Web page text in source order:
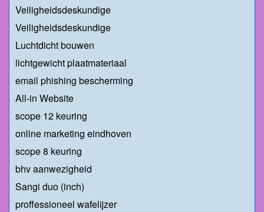
Veiligheidsdeskundige
Veiligheidsdeskundige
Luchtdicht bouwen
lichtgewicht plaatmateriaal
email phishing bescherming
All-in Website
scope 12 keuring
online marketing eindhoven
scope 8 keuring
bhv aanwezigheid
Sangi duo (inch)
proffessioneel wafelijzer